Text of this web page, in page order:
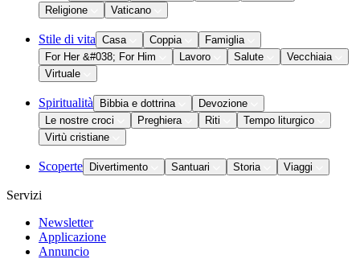
Religione
Vaticano
Stile di vita Casa Coppia
Famiglia
For Her &#038; For Him
Lavoro Salute
Vecchiaia
Virtuale
Spiritualità Bibbia e dottrina
Devozione
Le nostre croci
Preghiera Riti
Tempo liturgico
Virtù cristiane
Scoperte Divertimento Santuari Storia Viaggi
Servizi
Newsletter
Applicazione
Annuncio